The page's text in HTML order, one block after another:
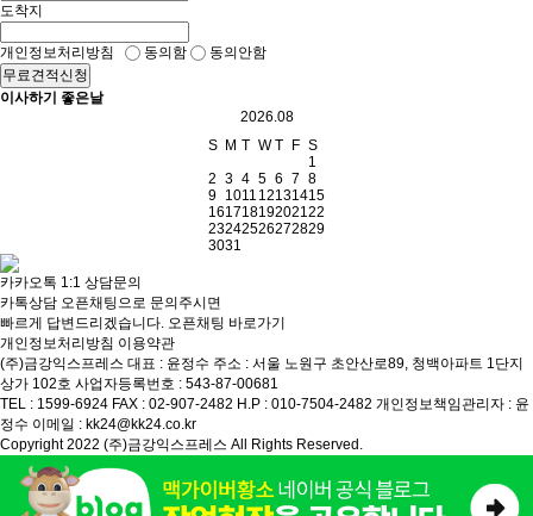
도착지
개인정보처리방침 동의함
동의안함
무료견적신청
이사하기 좋은날
2026.08
S M T W T F S
1
2 3 4 5 6 7 8
9 1011 12131415
16171819202122
23242526272829
3031
카카오톡 1:1 상담문의
카톡상담 오픈채팅으로 문의주시면
빠르게 답변드리겠습니다. 오픈채팅 바로가기
개인정보처리방침 이용약관
(주)금강익스프레스 대표 : 윤정수 주소 : 서울 노원구 초안산로89, 청백아파트 1단지
상가 102호 사업자등록번호 : 543-87-00681
TEL : 1599-6924 FAX : 02-907-2482 H.P : 010-7504-2482 개인정보책임관리자 : 윤
정수 이메일 : kk24@kk24.co.kr
Copyright 2022 (주)금강익스프레스 All Rights Reserved.